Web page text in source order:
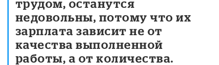
трудом, останутся
недовольны, потому что их
зарплата зависит не от
качества выполненной
работы, а от количества.